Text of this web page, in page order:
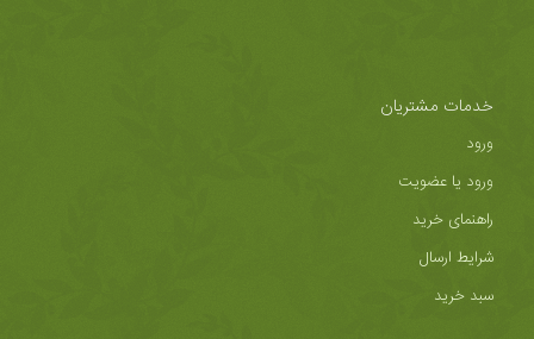
خدمات مشتریان
ورود
ورود یا عضویت
راهنمای خرید
شرایط ارسال
سبد خرید